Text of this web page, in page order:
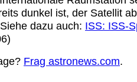
dunkel ist, der Satellit
dazu auch: ISS: ISS-
Frag astronews.com.